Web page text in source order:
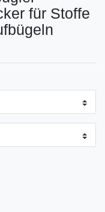
für Stoffe